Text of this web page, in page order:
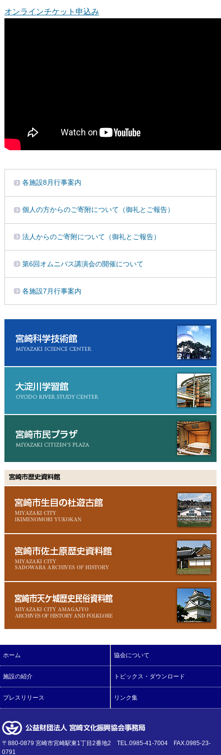
オンラインチケット申込み
各施設8月行事案内
個人の方からのご寄附について（御礼とご報告）
法人からのご寄附について（御礼とご報告）
第6回オムニバス講演会の開催について
各施設7月行事案内
ホーム 協会について
施設の紹介 トピックス・ダウンロード
プレスリリース リンク集
〒880-0879 宮崎市宮崎駅東1丁目2番地2 TEL.0985-41-7004 FAX.0985-23-
0791